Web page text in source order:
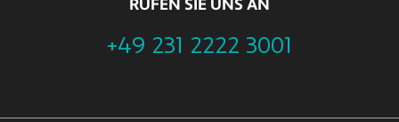
RUFEN SIE UNS AN
+49 231 2222 3001